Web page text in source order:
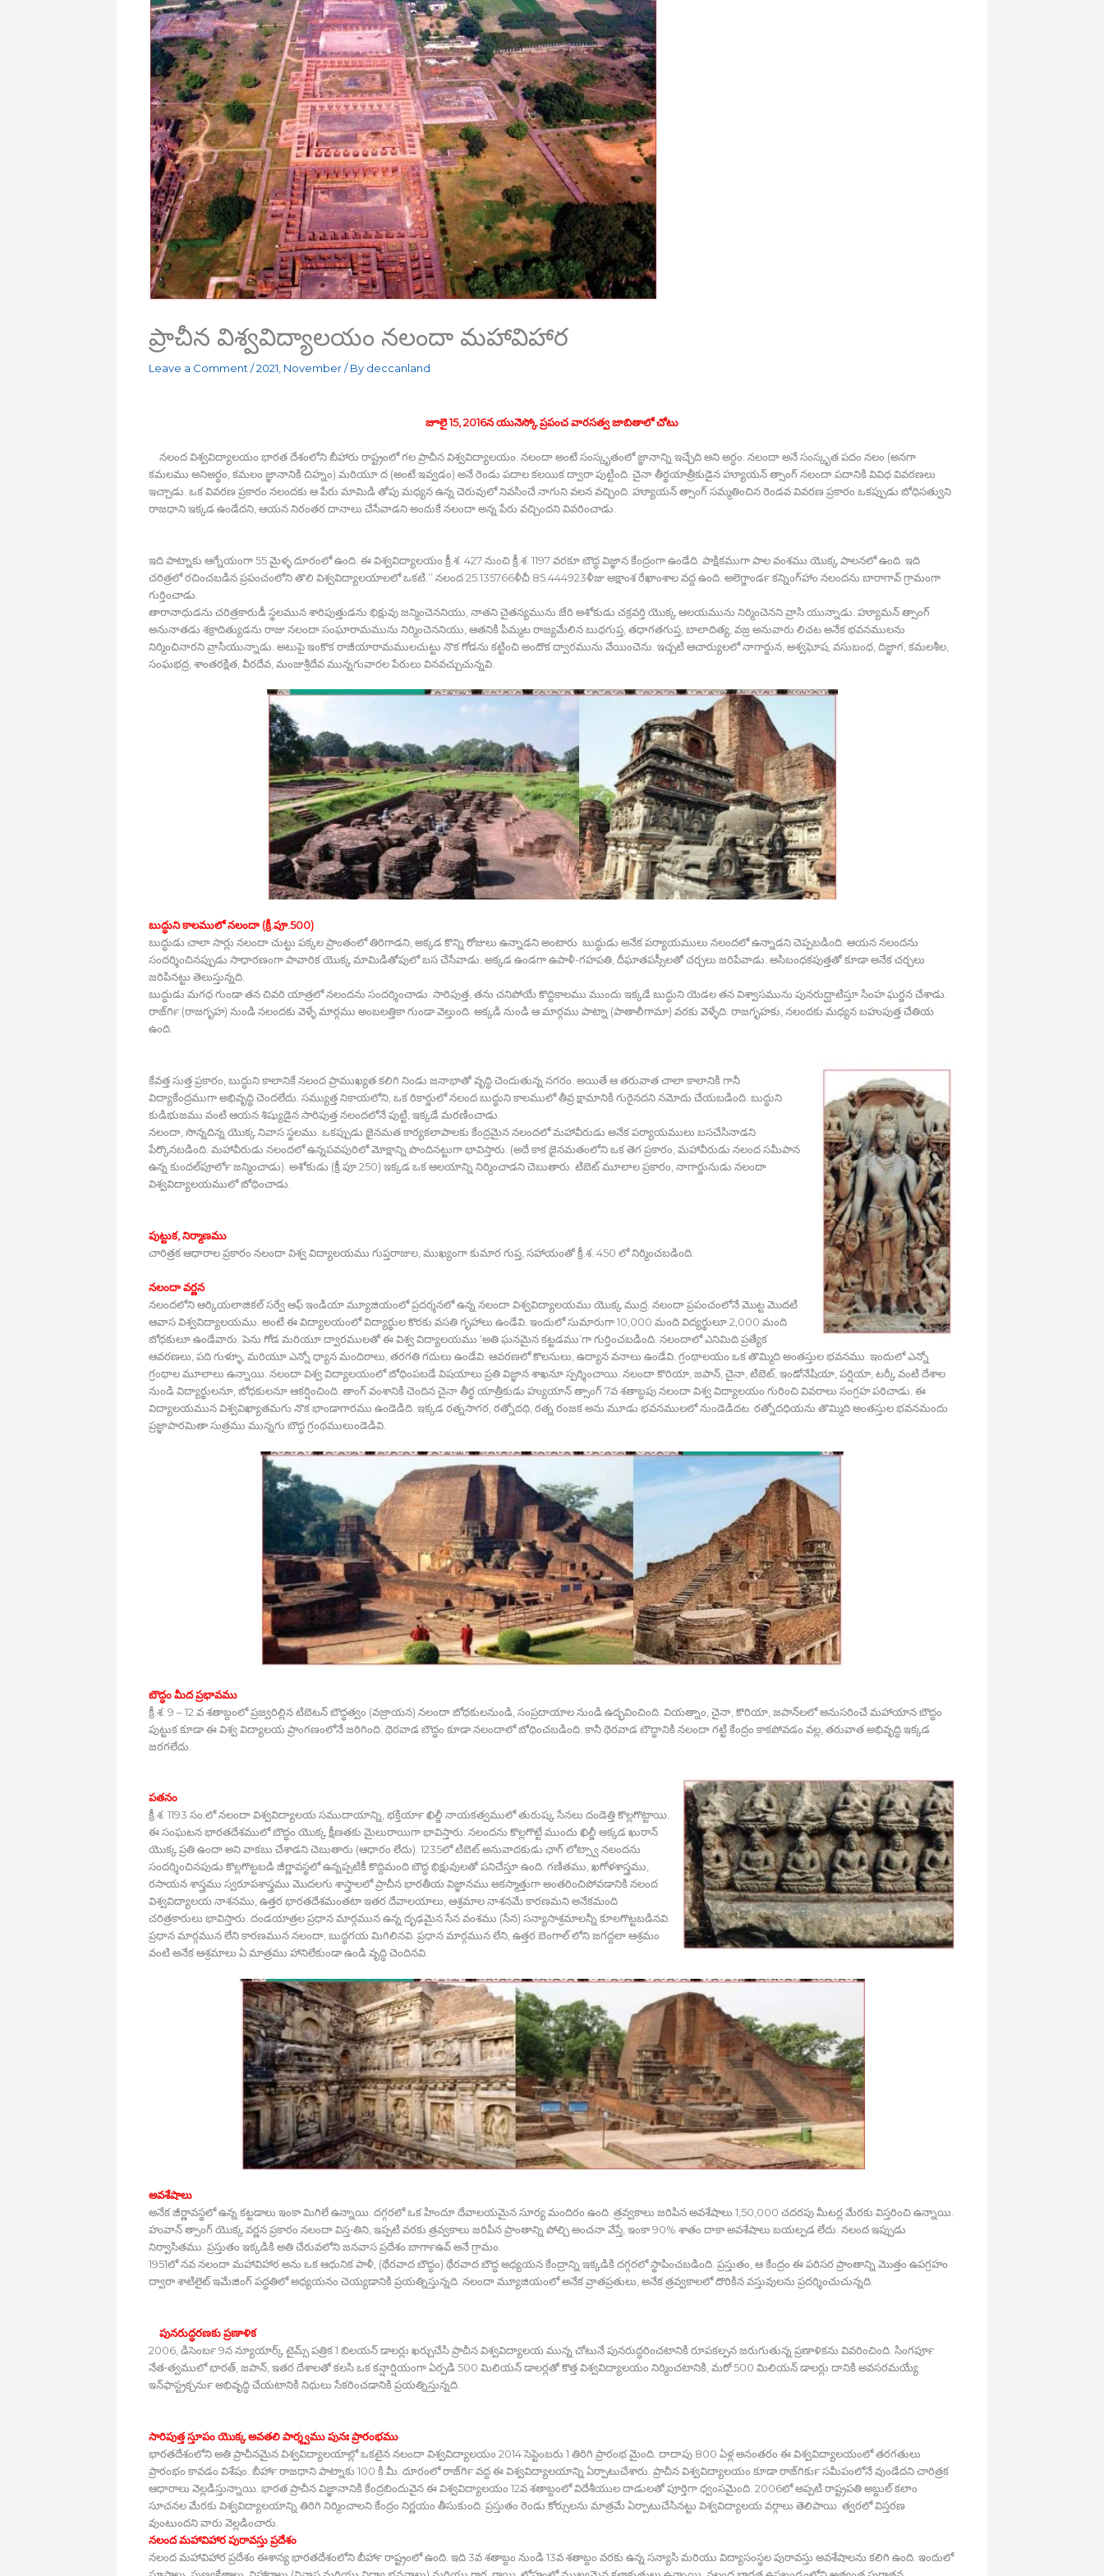
ప్రాచీన విశ్వవిద్యాలయం నలందా మహావిహార
Leave a Comment /2021 November/ By deccanland
జూలై 15, 2016న యునెస్కో ప్రపంచ వారసత్వ జాబితాలో చోటు
నలంద విశ్వవిద్యాలయం భారత దేశంలోని బీహారు రాష్ట్రంలో గల ప్రాచీన విశ్వవిద్యాలయం. నలందా అంటే సంస్కృతంలో జ్ఞానాన్ని ఇచ్చేది అని అర్ధం. నలందా అనే సంస్కృత పదం నలం (అనగా
కమలము అనిఅర్ధం, కమలం జ్ఞానానికి చిహ్నం) మరియూ ద (అంటే ఇవ్వడం) అనే రెండు పదాల కలయిక ద్వారా పుట్టింది. చైనా తీర్థయాత్రీకుడైన హ్యూయన్‍ త్సాంగ్‍ నలందా పదానికి వివిధ వివరణలు
ఇచ్చాడు. ఒక వివరణ ప్రకారం నలందకు ఆ పేరు మామిడి తోపు మధ్యన ఉన్న చెరువులో నివసించే నాగుని వలన వచ్చింది. హ్యూయన్‍ త్సాంగ్‍ సమ్మతించిన రెండవ వివరణ ప్రకారం ఒకప్పుడు బోధిసత్వుని
రాజధాని ఇక్కడ ఉండేదని, ఆయన నిరంతర దానాలు చేసేవాడని అందుకే నలందా అన్న పేరు వచ్చిందని వివరించాడు.
ఇది పాట్నాకు ఆగ్నేయంగా 55 మైళ్ళ దూరంలో ఉంది. ఈ విశ్వవిద్యాలయం క్రీ.శ. 427 నుంచి క్రీ.శ. 1197 వరకూ బౌద్ధ విజ్ఞాన కేంద్రంగా ఉండేది. పాక్షికముగా పాల వంశము యొక్క పాలనలో ఉంది. ఇది
చరిత్రలో రచించబడిన ప్రపంచంలోని తొలి విశ్వవిద్యాలయాలలో ఒకటి.’’ నలంద 25.135766ళీచీ 85.444923ళీజు అక్షాంశ రేఖాంశాల వద్ద ఉంది. అలెగ్జాండర్‍ కన్నింగ్‍హాం నలందను బారాగావ్‍ గ్రామంగా
గుర్తించాడు.
తారానాధుడను చరిత్రకారుడీ స్థలమున శారిపుత్తుడను భిక్షువు జన్మించెననియు, నాతని చైతన్యమును జేరి అశోకుడు చక్రవర్తి యొక్క ఆలయమును నిర్మించెనని వ్రాసి యున్నాడు. హ్యూమన్‍ త్సాంగ్‍
అనునాతడు శక్రాదిత్యుడను రాజు నలందా సంఘారామమును నిర్మించెననియు, ఆతనికి పిమ్మట రాజ్యమేలిన బుధగుప్త, తధాగతగుప్త, బాలాదిత్య, వజ్ర అనువారు లిచట అనేక భవనములను
నిర్మించినారని వ్రాసియున్నాడు. అటుపై ఇంకొక రాజీయారామములచుట్టు నొక గోడను కట్టించి అందొక ద్వారమును వేయించెను. ఇచ్చటి ఆచార్యులలో నాగార్జున, అశ్వఘోష, వసుబంధ, దిజ్ఞాగ, కమలశీల,
సంఘభద్ర, శాంతరక్షిత, వీరదేవ, మంజుశ్రీదేవ మున్నగువారల పేరులు వినవచ్చుచున్నవి.
బుద్ధుని కాలములో నలందా (క్రీ.పూ.500)
బుద్ధుడు చాలా సార్లు నలందా చుట్టు పక్కల ప్రాంతంలో తిరిగాడని, అక్కడ కొన్ని రోజులు ఉన్నాడని అంటారు. బుద్ధుడు అనేక పర్యాయములు నలందలో ఉన్నాడని చెప్పబడింది. ఆయన నలందను
సందర్శించినప్పుడు సాధారణంగా పావారిక యొక్క మామిడితోపులో బస చేసేవాడు. అక్కడ ఉండగా ఉపాళీ-గహపతి, దీఘాతపస్సీలతో చర్చలు జరిపేవాడు. అసిబంధకపుత్తతో కూడా అనేక చర్చలు
జరిపినట్టు తెలుస్తున్నది.
బుద్ధుడు మగధ గుండా తన చివరి యాత్రలో నలందను సందర్శించాడు. సారిపుత్త, తను చనిపోయే కొద్దికాలము ముందు ఇక్కడే బుద్ధుని యెడల తన విశ్వాసమును పునరుద్ఘాటిస్తూ సింహ ఘర్జన చేశాడు.
రాజ్‍గిర్‍ (రాజగృహ) నుండి నలందకు వెళ్ళే మార్గము అంబలత్తికా గుండా వెల్తుంది. అక్కడి నుండి ఆ మార్గము పాట్నా (పాతాలీగామా) వరకు వెళ్ళేది. రాజగృహకు, నలందకు మధ్యన బహుపుత్త చేతియ
ఉంది.
కేవత్త సుత్త ప్రకారం, బుద్ధుని కాలానికే నలంద ప్రాముఖ్యత కలిగి నిండు జనాభాతో వృద్ధి చెందుతున్న నగరం. అయితే ఆ తరువాత చాలా కాలానికి గానీ
విద్యాకేంద్రముగా అభివృద్ధి చెందలేదు. సమ్యుత్త నికాయలోని, ఒక రికార్డులో నలంద బుద్ధుని కాలములో తీవ్ర క్షామానికి గురైనదని నమోదు చేయబడింది. బుద్ధుని
కుడిభుజము వంటి ఆయన శిష్యుడైన సారిపుత్త నలందలోనే పుట్టి, ఇక్కడే మరణించాడు.
నలందా, సొన్నదిన్న యొక్క నివాస స్థలము. ఒకప్పుడు జైనమత కార్యకలాపాలకు కేంద్రమైన నలందలో మహావీరుడు అనేక పర్యాయములు బసచేసినాడని
పేర్కొనబడింది. మహావీరుడు నలందలో ఉన్నపవపురిలో మోక్షాన్ని పొందినట్టుగా భావిస్తారు. (అదే కాక జైనమతంలోని ఒక తెగ ప్రకారం, మహావీరుడు నలంద సమీపాన
ఉన్న కుందల్‍పూర్‍లో జన్మించాడు). అశోకుడు (క్రీ.పూ.250) ఇక్కడ ఒక ఆలయాన్ని నిర్మించాడని చెబుతారు. టిబెట్‍ మూలాల ప్రకారం, నాగార్జునుడు నలందా
విశ్వవిద్యాలయములో బోధించాడు.
పుట్టుక, నిర్మాణము
చారిత్రక ఆధారాల ప్రకారం నలందా విశ్వ విద్యాలయము గుప్తరాజుల, ముఖ్యంగా కుమార గుప్త, సహాయంతో క్రీ.శ. 450 లో నిర్మించబడింది.
నలందా వర్ణన
నలందలోని ఆర్కియలాజికల్‍ సర్వే ఆఫ్‍ ఇండియా మ్యూజియంలో ప్రదర్శనలో ఉన్న నలందా విశ్వవిద్యాలయము యొక్క ముద్ర. నలందా ప్రపంచంలోనే మొట్ట మొదటి
ఆవాస విశ్వవిద్యాలయము. అంటే ఈ విద్యాలయంలో విద్యార్థుల కొరకు వసతి గృహాలు ఉండేవి. ఇందులో సుమారుగా 10,000 మంది విద్యర్థులూ 2,000 మంది
బోధకులూ ఉండేవారు. పెను గోడ మరియూ ద్వారములతో ఈ విశ్వ విద్యాలయము ‘అతి ఘనమైన కట్టడము’గా గుర్తించబడింది. నలందాలో ఎనిమిది ప్రత్యేక
ఆవరణలు, పది గుళ్ళూ, మరియూ ఎన్నో ధ్యాన మందిరాలు, తరగతి గదులు ఉండేవి. ఆవరణలో కొలనులు, ఉద్యాన వనాలు ఉండేవి. గ్రంథాలయం ఒక తొమ్మిది అంతస్తుల భవనము. ఇందులో ఎన్నో
గ్రంథాల మూలాలు ఉన్నాయి. నలందా విశ్వ విద్యాలయంలో బోధింపబడే విషయాలు ప్రతి విజ్ఞాన శాఖనూ స్పర్శించాయి. నలందా కొరియా, జపాన్‍, చైనా, టిబెట్‍, ఇండోనేషియా, పర్షియా, టర్కీ వంటి దేశాల
నుండి విద్యార్థులనూ, బోధకులనూ ఆకర్షించింది. తాంగ్‍ వంశానికి చెందిన చైనా తీర్థ యాత్రీకుడు హ్యుయాన్‍ త్సాంగ్‍ 7వ శతాబ్ధపు నలందా విశ్వ విద్యాలయం గురించి వివరాలు సంగ్రహ పరిచాడు. ఈ
విద్యాలయమున విశ్వవిఖ్యాతమగు నొక భాండాగారము ఉండెడిది. ఇక్కడ రత్నసాగర, రత్నోదధి, రత్న రంజక అను మూడు భవనములలో నుండెడిదట. రత్నోదధియను తొమ్మిది అంతస్తుల భవనమందు
ప్రజ్ఞాపారమితా సుత్రము మున్నగు బౌద్ధ గ్రంథములుండెడివి.
బౌద్ధం మీద ప్రభావము
క్రీ.శ. 9 – 12 వ శతాబ్దంలో ప్రజ్వరిల్లిన టిబెటన్‍ బౌద్ధత్వం (వజ్రాయన) నలందా బోధకులనుండి, సంప్రదాయాల నుండి ఉద్భవించింది. వియత్నాం, చైనా, కొరియా, జపాన్‍లలో అనుసరించే మహాయాన బౌద్ధం
పుట్టుక కూడా ఈ విశ్వ విద్యాలయ ప్రాంగణంలోనే జరిగింది. థెరవాడ బౌద్ధం కూడా నలందాలో బోధించబడింది. కానీ థెరవాడ బౌద్ధానికి నలందా గట్టి కేంద్రం కాకపోవడం వల్ల, తరువాత అభివృద్ధి ఇక్కడ
జరగలేదు.
పతనం
క్రీ.శ. 1193 సం.లో నలందా విశ్వవిద్యాలయ సముదాయాన్ని, భక్తియార్‍ ఖిల్జీ నాయకత్వములో తురుష్క సేనలు దండెత్తి కొల్లగొట్టాయి.
ఈ సంఘటన భారతదేశములో బౌద్ధం యొక్క క్షీణతకు మైలురాయిగా భావిస్తారు. నలందను కొల్లగొట్టే ముందు ఖిల్జీ అక్కడ ఖురాన్‍
యొక్క ప్రతి ఉందా అని వాకబు చేశాడని చెబుతారు (ఆధారం లేదు). 1235లో టిబెట్‍ అనువాదకుడు ఛాగ్‍ లోట్స్వా నలందను
సందర్శించినపుడు కొల్లగొట్టబడి జీర్ణావస్థలో ఉన్నప్పటికీ కొద్దిమంది బౌద్ధ భిక్షువులతో పనిచేస్తూ ఉంది. గణితము, ఖగోళశాస్త్రము,
రసాయన శాస్త్రము స్వరూపశాస్త్రము మొదలగు శాస్త్రాలలో ప్రాచీన భారతీయ విజ్ఞానము అకస్మాత్తుగా అంతరించిపోవడానికి నలంద
విశ్వవిద్యాలయ నాశనము, ఉత్తర భారతదేశమంతటా ఇతర దేవాలయాలు, ఆశ్రమాల నాశనమే కారణమని అనేకమంది
చరిత్రకారులు భావిస్తారు. దండయాత్రల ప్రధాన మార్గమున ఉన్న దృఢమైన సేన వంశము (సేన) సన్యాసాశ్రమాలన్నీ కూలగొట్టబడినవి.
ప్రధాన మార్గమున లేని కారణమున నలందా, బుద్ధగయ మిగిలినవి. ప్రధాన మార్గమున లేని, ఉత్తర బెంగాల్‍ లోని జగద్దలా ఆశ్రమం
వంటి అనేక ఆశ్రమాలు ఏ మాత్రము హానిలేకుండా ఉండి వృద్ధి చెందినవి.
అవశేషాలు
అనేక జీర్ణావస్థలో ఉన్న కట్టడాలు ఇంకా మిగిలే ఉన్నాయి. దగ్గరలో ఒక హిందూ దేవాలయమైన సూర్య మందిరం ఉంది. త్రవ్వకాలు జరిపిన అవశేషాలు 1,50,000 చదరపు మీటర్ల మేరకు విస్తరించి ఉన్నాయి.
హువాన్‍ త్సాంగ్‍ యొక్క వర్ణన ప్రకారం నలందా విస్త•తిని, ఇప్పటి వరకు త్రవ్వకాలు జరిపిన ప్రాంతాన్ని పోల్చి అంచనా వేస్తే, ఇంకా 90% శాతం దాకా అవశేషాలు బయల్పడ లేదు. నలంద ఇప్పుడు
నిర్వాసితము. ప్రస్తుతం ఇక్కడికి అతి చేరువలోని జనవాస ప్రదేశం బార్‍గాఉవ్‍ అనే గ్రామం.
1951లో నవ నలందా మహావిహార అను ఒక ఆధునిక పాళీ, (థేరవాద బౌద్ధం) థేరవాద బౌద్ధ అధ్యయన కేంద్రాన్ని ఇక్కడికి దగ్గరలో స్థాపించబడింది. ప్రస్తుతం, ఆ కేంద్రం ఈ పరిసర ప్రాంతాన్ని మొత్తం ఉపగ్రహం
ద్వారా శాటిలైట్‍ ఇమేజింగ్‍ పద్ధతిలో అధ్యయనం చెయ్యడానికి ప్రయత్నిస్తున్నది. నలందా మ్యూజియంలో అనేక వ్రాతప్రతులు, అనేక త్రవ్వకాలలో దొరికిన వస్తువులను ప్రదర్శించుచున్నది.
పునరుద్ధరణకు ప్రణాళిక
2006, డిసెంబర్‍ 9న న్యూయార్క్ టైమ్స్ పత్రిక 1 బిలయన్‍ డాలర్లు ఖర్చుచేసి ప్రాచీన విశ్వవిద్యాలయ మున్న చోటునే పునరుద్ధరించటానికి రూపకల్పన జరుగుతున్న ప్రణాళికను వివరించింది. సింగపూర్‍
నేత•త్వములో భారత్‍, జపాన్‍, ఇతర దేశాలతో కలసి ఒక కన్షార్షియంగా ఏర్పడి 500 మిలియన్‍ డాలర్లతో కొత్త విశ్వవిద్యాలయం నిర్మించటానికి, మరో 500 మిలియన్‍ డాలర్లు దానికి అవసరమయ్యే
ఇన్‍ఫాస్ట్రక్చర్‍ను అభివృద్ధి చేయటానికి నిధులు సేకరించడానికి ప్రయత్నిస్తున్నది.
సారిపుత్త స్తూపం యొక్క అవతలి పార్శ్వము పునః ప్రారంభము
భారతదేశంలోని అతి ప్రాచీనమైన విశ్వవిద్యాలయాల్లో ఒకటైన నలందా విశ్వవిద్యాలయం 2014 సెప్టెంబరు 1 తిరిగి ప్రారంభ మైంది. దాదాపు 800 ఏళ్ల అనంతరం ఈ విశ్వవిద్యాలయంలో తరగతులు
ప్రారంభం కావడం విశేషం. బీహార్‍ రాజధాని పాట్నాకు 100 కి.మీ. దూరంలో రాజ్‍గిర్‍ వద్ద ఈ విశ్వవిద్యాలయాన్ని ఏర్పాటుచేశారు. ప్రాచీన విశ్వవిద్యాలయం కూడా రాజ్‍గిర్‍కు సమీపంలోనే వుండేదని చారిత్రక
ఆధారాలు వెల్లడిస్తున్నాయి. భారత ప్రాచీన విజ్ఞానానికి కేంద్రబిందువైన ఈ విశ్వవిద్యాలయం 12వ శతాబ్దంలో విదేశీయుల దాడులతో పూర్తిగా ధ్వంసమైంది. 2006లో అప్పటి రాష్ట్రపతి అబ్దుల్‍ కలాం
సూచనల మేరకు విశ్వవిద్యాలయాన్ని తిరిగి నిర్మించాలని కేంద్రం నిర్ణయం తీసుకుంది. ప్రస్తుతం రెండు కోర్సులను మాత్రమే ఏర్పాటుచేసినట్టు విశ్వవిద్యాలయ వర్గాలు తెలిపాయి. త్వరలో విస్తరణ
వుంటుందని వారు వెల్లడించారు.
నలంద మహావిహార పురావస్తు ప్రదేశం
నలంద మహావిహార ప్రదేశం ఈశాన్య భారతదేశంలోని బీహార్‍ రాష్ట్రంలో ఉంది. ఇది 3వ శతాబ్దం నుండి 13వ శతాబ్దం వరకు ఉన్న సన్యాసి మరియు విద్యాసంస్థల పురావస్తు అవశేషాలను కలిగి ఉంది. ఇందులో